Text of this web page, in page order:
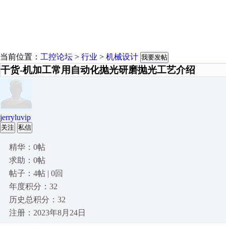
当前位置： 工控论坛 > 行业 > 机械设计 我要发帖
干货-机加工常用自动化抛光研磨抛光工艺介绍
jerryluvip
关注 私信
精华：0帖
求助：0帖
帖子：4帖 | 0回
年度积分：32
历史总积分：32
注册：2023年8月24日